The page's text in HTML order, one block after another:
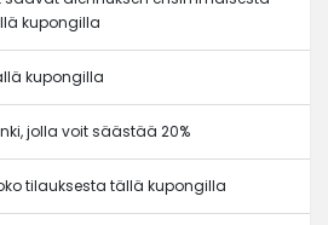
kupongilla
kupongilla
jolla voit säästää 20%
tilauksesta tällä kupongilla